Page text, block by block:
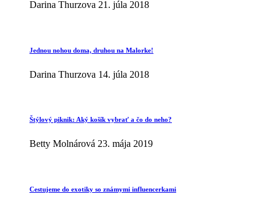
Darina Thurzova 21. júla 2018
Jednou nohou doma, druhou na Malorke!
Darina Thurzova 14. júla 2018
Štýlový piknik: Aký košík vybrať a čo do neho?
Betty Molnárová 23. mája 2019
Cestujeme do exotiky so známymi influencerkami